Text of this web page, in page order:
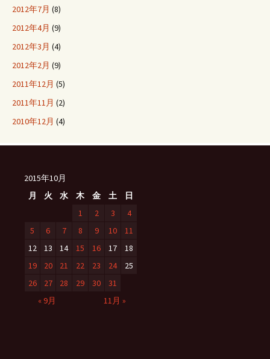
2012年7月 (8)
2012年4月 (9)
2012年3月 (4)
2012年2月 (9)
2011年12月 (5)
2011年11月 (2)
2010年12月 (4)
2015年10月
月
火 水 木 金 土
日
1
2 3
4
5
6 7 8 9 10
11
12
13 14 15 16 17
18
19
20 21 22 23 24
25
26
27 28 29 30
31
« 9月
11月 »